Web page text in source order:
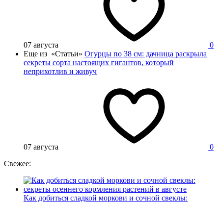
07 августа
0
Еще из «Статьи» Огурцы по 38 см: дачница раскрыла
секреты сорта настоящих гигантов, который
неприхотлив и живуч
07 августа
0
Свежее:
Как добиться сладкой моркови и сочной свеклы: